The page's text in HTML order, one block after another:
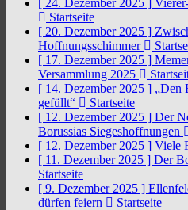
[ 24. Dezember 2025 ]
Startseite
[ 20. Dezember 2025 ]
Hoffnungsschimmer
[ 17. Dezember 2025 ]
Versammlung 2025
[ 14. Dezember 2025 ] „Den
gefüllt“
Startseite
[ 12. Dezember 2025 ] Der
Borussias Siegeshoffnungen
[ 12. Dezember 2025 ] Viele
[ 11. Dezember 2025 ] Der
Startseite
[ 9. Dezember 2025 ]
dürfen feiern
Startseite